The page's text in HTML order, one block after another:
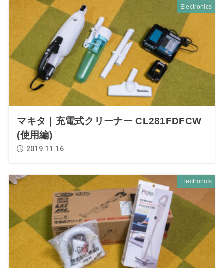
Electronics
マキタ｜充電式クリーナー CL281FDFCW
(使用編)
2019.11.16
Electronics